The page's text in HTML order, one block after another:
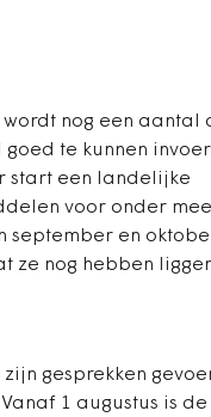
nog een aantal
te kunnen
start een landelijke
voor onder
september en
ze nog hebben
gesprekken
1 augustus is